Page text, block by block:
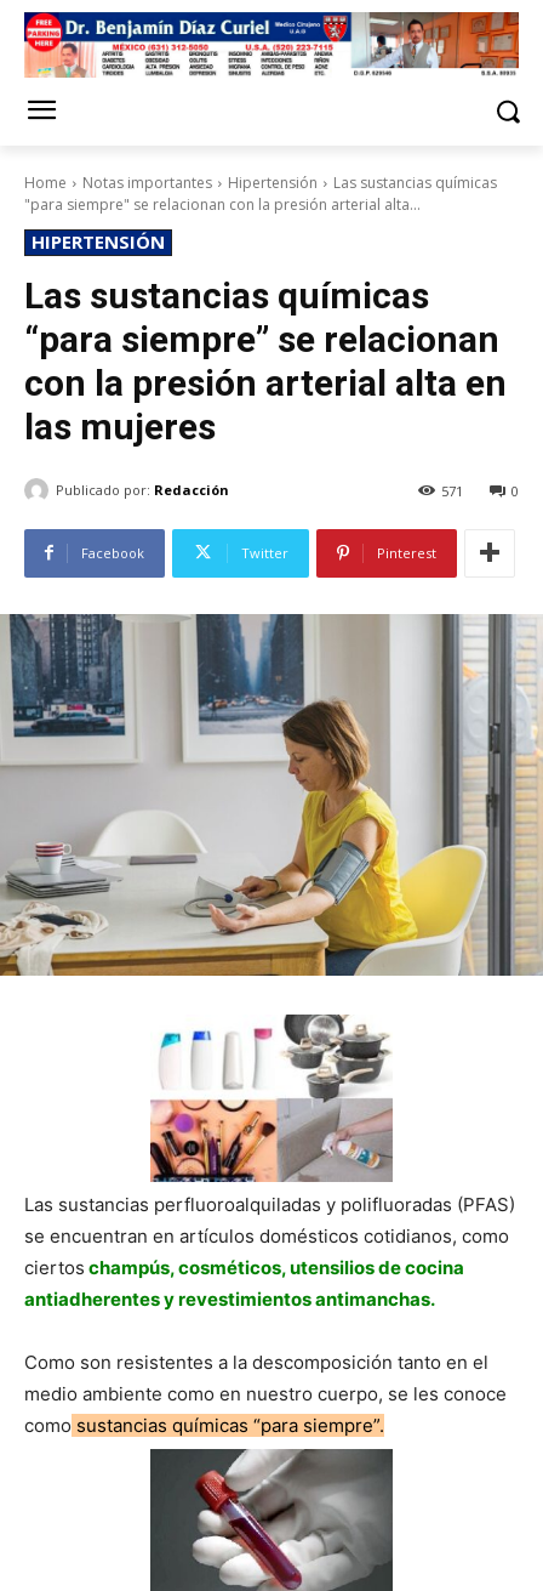
Home Notas importantes Hipertensión
Las sustancias químicas
"para siempre" se relacionan con la presión arterial alta...
HIPERTENSIÓN
Las sustancias químicas
“para siempre” se relacionan
con la presión arterial alta en
las mujeres
Publicado por: Redacción 0
571
Facebook Twitter Pinterest
Las sustancias perfluoroalquiladas y polifluoradas (PFAS)
se encuentran en artículos domésticos cotidianos, como
ciertos champús, cosméticos, utensilios de cocina
antiadherentes y revestimientos antimanchas.
Como son resistentes a la descomposición tanto en el
medio ambiente como en nuestro cuerpo, se les conoce
como sustancias químicas “para siempre”.